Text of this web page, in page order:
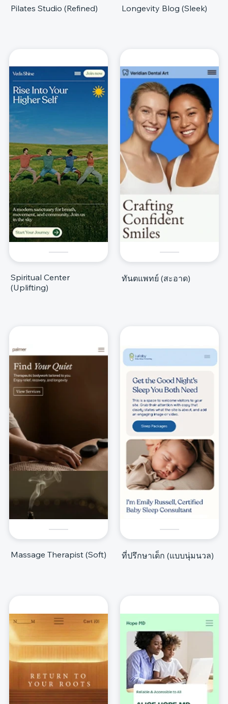
Pilates Studio (Refined) Longevity Blog (Sleek)
Spiritual Center
(Uplifting)
ทันตแพทย์ (สะอาด)
Massage Therapist (Soft) ที่ปรึกษาเด็ก (แบบนุ่มนวล)